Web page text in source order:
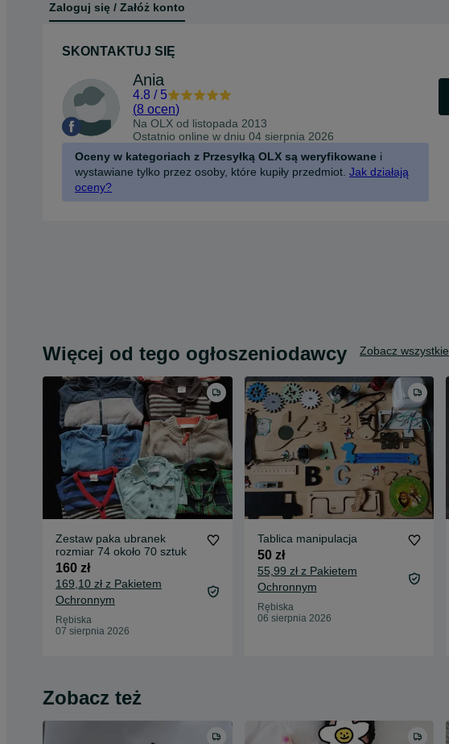
Zaloguj się / Załóż konto
SKONTAKTUJ SIĘ
Ania
4.8 / 5
(8 ocen)
Na OLX od listopada 2013
Ostatnio online w dniu 04 sierpnia 2026
Oceny w kategoriach z Przesyłką OLX są weryfikowane i
wystawiane tylko przez osoby, które kupiły przedmiot. Jak działają
oceny?
Więcej od tego ogłoszeniodawcy Zobacz wszystkie
Zestaw paka ubranek
rozmiar 74 około 70 sztuk
160 zł
169,10 zł z Pakietem
Ochronnym
Rębiska
07 sierpnia 2026
Tablica manipulacja
50 zł
55,99 zł z Pakietem
Ochronnym
Rębiska
06 sierpnia 2026
Zobacz też